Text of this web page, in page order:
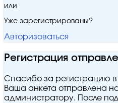
или
Уже зарегистрированы?
Авторизоваться
Регистрация
Спасибо за регистрацию в
Ваша анкета отправлена
администратору. После